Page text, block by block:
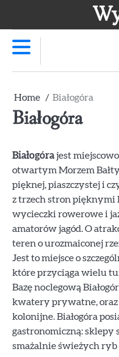
Home Białogóra
Białogóra
Białogórajest
otwartym Morzem
pięknej, piaszczystej i
z trzech stron pięknymi
wycieczki rowerowe i
amatorów jagód. O
teren o urozmaiconej
Jest to miejsce o
które przyciąga wielu
Bazę noclegową
kwatery prywatne, oraz
kolonijne. Białogóra
gastronomiczną: sklepy
smażalnie świeżych ryb